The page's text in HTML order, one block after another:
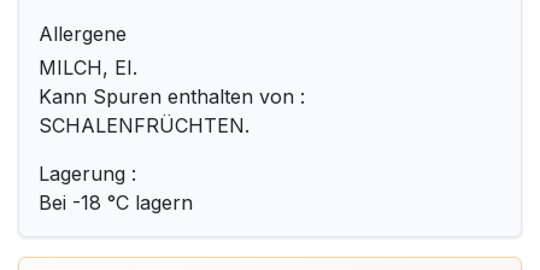
Allergene
MILCH, EI.
Kann Spuren enthalten von :
SCHALENFRÜCHTEN.
Lagerung :
Bei -18 °C lagern